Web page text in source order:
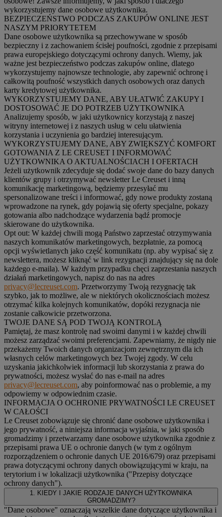
wykorzystujemy dane osobowe użytkownika.
BEZPIECZEŃSTWO PODCZAS ZAKUPÓW ONLINE JEST
NASZYM PRIORYTETEM
Dane osobowe użytkownika są przechowywane w sposób
bezpieczny i z zachowaniem ścisłej poufności, zgodnie z przepisami
prawa europejskiego dotyczącymi ochrony danych. Wiemy, jak
ważne jest bezpieczeństwo podczas zakupów online, dlatego
wykorzystujemy najnowsze technologie, aby zapewnić ochronę i
całkowitą poufność wszystkich danych osobowych oraz danych
karty kredytowej użytkownika.
WYKORZYSTUJEMY DANE, ABY UŁATWIĆ ZAKUPY I
DOSTOSOWAĆ JE DO POTRZEB UŻYTKOWNIKA
Analizujemy sposób, w jaki użytkownicy korzystają z naszej
witryny internetowej i z naszych usług w celu ułatwienia
korzystania i uczynienia go bardziej interesującym.
WYKORZYSTUJEMY DANE, ABY ZWIĘKSZYĆ KOMFORT
GOTOWANIA Z LE CREUSET I INFORMOWAĆ
UŻYTKOWNIKA O AKTUALNOŚCIACH I OFERTACH
Jeżeli użytkownik zdecyduje się dodać swoje dane do bazy danych
klientów grupy i otrzymywać newsletter Le Creuset i inną
komunikację marketingową, będziemy przesyłać mu
spersonalizowane treści i informować, gdy nowe produkty zostaną
wprowadzone na rynek, gdy pojawią się oferty specjalne, pokazy
gotowania albo nadchodzące wydarzenia bądź promocje
skierowane do użytkownika.
Opt out: W każdej chwili mogą Państwo zaprzestać otrzymywania
naszych komunikatów marketingowych, bezpłatnie, za pomocą
opcji wyświetlanych jako część komunikatu (np. aby wypisać się z
newslettera, możesz kliknąć w link rezygnacji znajdujący się na dole
każdego e-maila). W każdym przypadku chęci zaprzestania naszych
działań marketingowych, napisz do nas na adres
privacy@lecreuset.com. Przetworzymy Twoją rezygnację tak
szybko, jak to możliwe, ale w niektórych okolicznościach możesz
otrzymać kilka kolejnych komunikatów, dopóki rezygnacja nie
zostanie całkowicie przetworzona.
TWOJE DANE SĄ POD TWOJĄ KONTROLĄ
Pamiętaj, że masz kontrolę nad swoimi danymi i w każdej chwili
możesz zarządzać swoimi preferencjami. Zapewniamy, że nigdy nie
przekażemy Twoich danych organizacjom zewnętrznym dla ich
własnych celów marketingowych bez Twojej zgody. W celu
uzyskania jakichkolwiek informacji lub skorzystania z prawa do
prywatności, możesz wysłać do nas e-mail na adres
privacy@lecreuset.com, aby poinformować nas o problemie, a my
odpowiemy w odpowiednim czasie.
INFORMACJA O OCHRONIE PRYWATNOŚCI LE CREUSET
W CAŁOŚCI
Le Creuset zobowiązuje się chronić dane osobowe użytkownika i
jego prywatność, a niniejsza informacja wyjaśnia, w jaki sposób
gromadzimy i przetwarzamy dane osobowe użytkownika zgodnie z
przepisami prawa UE o ochronie danych (w tym z ogólnym
rozporządzeniem o ochronie danych UE 2016/679) oraz przepisami
prawa dotyczącymi ochrony danych obowiązującymi w kraju, na
terytorium i w lokalizacji użytkownika ("Przepisy dotyczące
ochrony danych").
1. KIEDY I JAKIE RODZAJE DANYCH UŻYTKOWNIKA
GROMADZIMY?
"Dane osobowe" oznaczają wszelkie dane dotyczące użytkownika i